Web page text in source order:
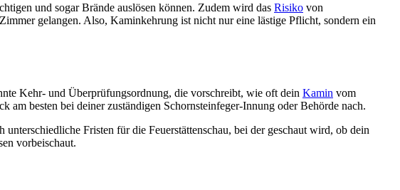
und sogar Brände auslösen können. Zudem wird das Risiko von
gelangen. Also, Kaminkehrung ist nicht nur eine lästige Pflicht, sondern ein
Kehr- und Überprüfungsordnung, die vorschreibt, wie oft dein Kamin vom
besten bei deiner zuständigen Schornsteinfeger-Innung oder Behörde nach.
Fristen für die Feuerstättenschau, bei der geschaut wird, ob dein
vorbeischaut.